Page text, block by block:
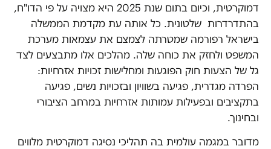
דמוקרטית, וכיום בתום שנת 2025 היא מצויה על פי הדו"ח,
בהתדרדרות שלטונית. כל אותה עת מקדמת הממשלה
בישראל רפורמה שמטרתה לצמצם את עצמאות מערכת
המשפט ולחזק את כוחה שלה. מהלכים אלו מתבצעים לצד
גל של הצעות חוק הפוגעות ומחלישות זכויות אזרחיות:
הפרדה מגדרית, פגיעה בשוויון ובזכויות נשים, פגיעה
בתקציבים ובפעילות עמותות אזרחיות במרחב הציבורי
ובחינוך.
מדובר במגמה עולמית בה תהליכי נסיגה דמוקרטית מלווים